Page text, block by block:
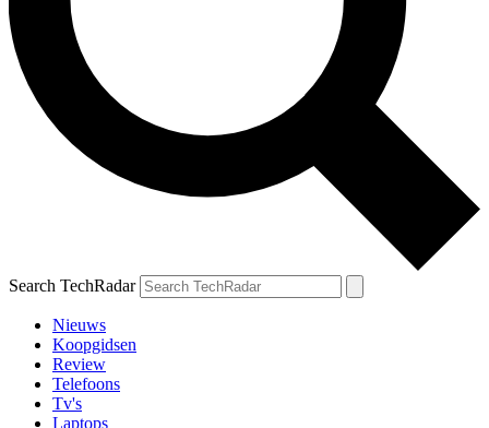
Search TechRadar
Nieuws
Koopgidsen
Review
Telefoons
Tv's
Laptops